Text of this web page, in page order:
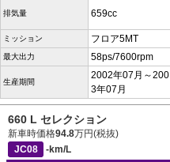
排気量 659cc
ミッション フロア5MT
最大出力 58ps/7600rpm
生産期間
2002年07月～200
3年07月
660 L セレクション
新車時価格94.8万円(税抜)
JC08
-km/L